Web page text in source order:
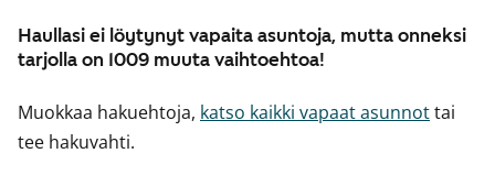
Haullasi ei löytynyt vapaita asuntoja, mutta onneksi
tarjolla on 1009 muuta vaihtoehtoa!
Muokkaa hakuehtoja, katso kaikki vapaat asunnottai
tee hakuvahti.